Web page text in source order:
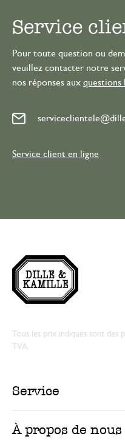
Service
Pour toute question ou
veuillez contacter notre
nos réponses aux questions
Service client en ligne
Tous les prix indiqués sont
TVA.
Service
À propos de nous